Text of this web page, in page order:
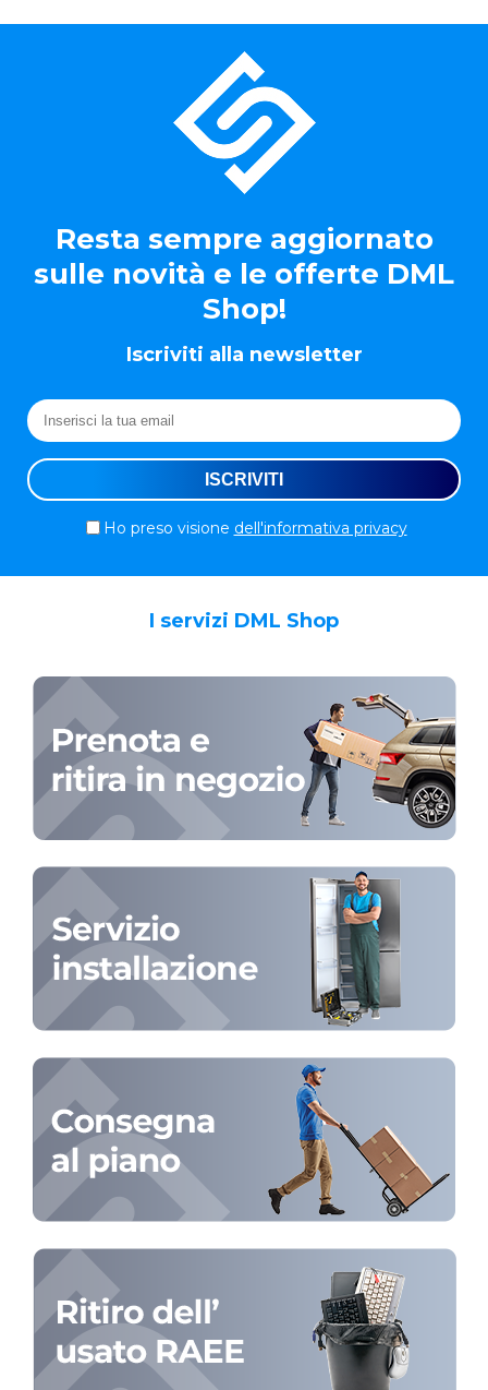
Resta sempre aggiornato
sulle novità e le offerte DML
Shop!
Iscriviti alla newsletter
Ho preso visione dell'informativa privacy
I servizi DML Shop